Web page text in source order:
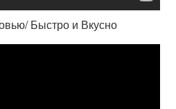
Быстро и Вкусно